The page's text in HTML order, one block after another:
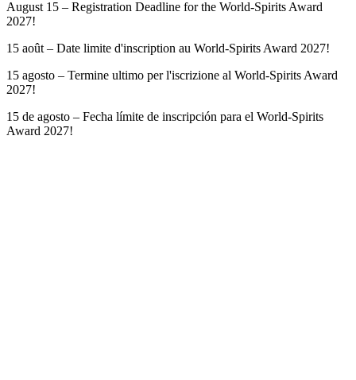
August 15 – Registration Deadline for the World-Spirits Award
2027!
15 août – Date limite d'inscription au World-Spirits Award 2027!
15 agosto – Termine ultimo per l'iscrizione al World-Spirits Award
2027!
15 de agosto – Fecha límite de inscripción para el World-Spirits
Award 2027!